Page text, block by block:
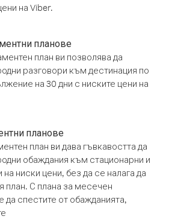
на Viber.
планове
план ви позволява да
разговори към дестинация по
на 30 дни с ниските цени на
планове
план ви дава гъвкавостта да
обаждания към стационарни и
ниски цени, без да се налага да
план. С плана за месечен
спестите от обажданията,